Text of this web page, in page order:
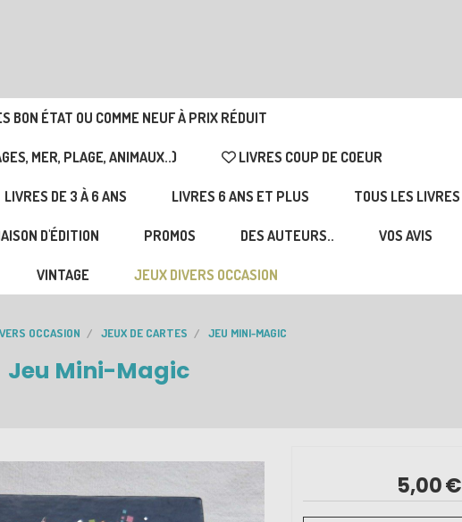
BON ÉTAT OU COMME NEUF À PRIX RÉDUIT
MER, PLAGE, ANIMAUX..) LIVRES COUP DE COEUR
LIVRES DE 3 À 6 ANS LIVRES 6 ANS ET PLUS TOUS LES LIVRES
D'ÉDITION PROMOS DES AUTEURS.. VOS AVIS
VINTAGE JEUX DIVERS OCCASION
OCCASION JEUX DE CARTES JEU MINI-MAGIC
Jeu Mini-Magic
5,00€